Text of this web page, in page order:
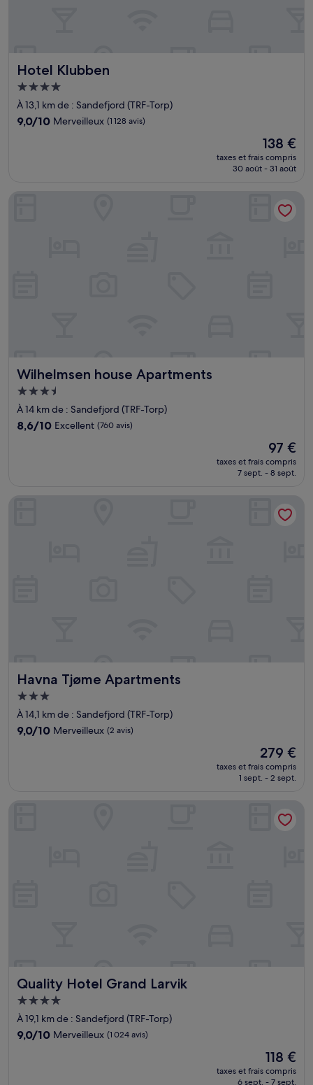
Hotel Klubben
Hotel Klubben
Hébergement
4.0 étoiles
À 13,1 km de : Sandefjord (TRF-Torp)
9.0
9,0/10 Merveilleux (1 128 avis)
Le
nouveau
prix
138 €
138 €
taxes et frais compris
30 août - 31 août
Wilhelmsen house Apartments
Wilhelmsen house Apartments
Hébergement
3.5 étoiles
À 14 km de : Sandefjord (TRF-Torp)
8.6
8,6/10 Excellent (760 avis)
Le
nouveau
prix
de
97 €
97 €
taxes et frais compris
7 sept. - 8 sept.
Wilhelmsen house Apartments
Havna Tjøme Apartments
Havna Tjøme Apartments
Hébergement
3.0 étoiles
À 14,1 km de : Sandefjord (TRF-Torp)
9.0
9,0/10 Merveilleux (2 avis)
Le
nouveau
prix
279 €
279 €
taxes et frais compris
1 sept. - 2 sept.
Quality Hotel Grand Larvik
Quality Hotel Grand Larvik
Hébergement
4.0 étoiles
À 19,1 km de : Sandefjord (TRF-Torp)
9.0
9,0/10 Merveilleux (1 024 avis)
Le
nouveau
prix
118 €
taxes et frais compris
6 sept. - 7 sept.
Quality Hotel Grand Larvik